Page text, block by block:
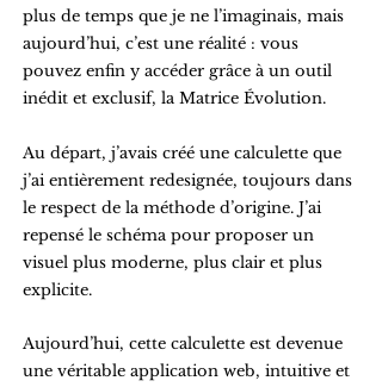
plus de temps que je ne l’imaginais, mais
aujourd’hui, c’est une réalité : vous
pouvez enfin y accéder grâce à un outil
inédit et exclusif, la Matrice Évolution.
Au départ, j’avais créé une calculette que
j’ai entièrement redesignée, toujours dans
le respect de la méthode d’origine. J’ai
repensé le schéma pour proposer un
visuel plus moderne, plus clair et plus
explicite.
Aujourd’hui, cette calculette est devenue
une véritable application web, intuitive et